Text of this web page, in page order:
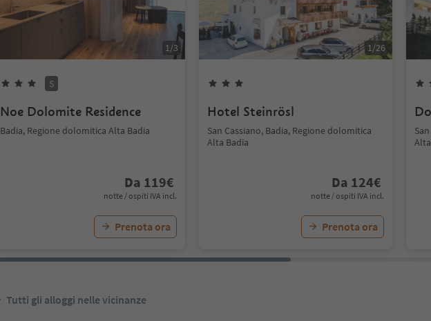
1/3
S
Noe Dolomite Residence
Badia, Regione dolomitica Alta Badia
Da 119€
notte / ospiti IVA incl.
Prenota ora
1/26
Hotel Steinrösl
San Cassiano, Badia, Regione dolomitica
Alta Badia
Da 124€
notte / ospiti IVA incl.
Prenota ora
Tutti gli alloggi nelle vicinanze